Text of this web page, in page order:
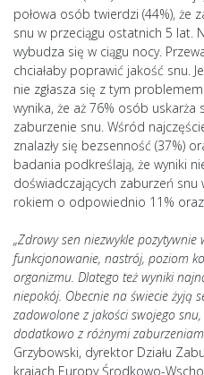
połowa osób twierdzi (44%), że
snu w przeciągu ostatnich 5 lat.
wybudza się w ciągu nocy.
chciałaby poprawić jakość snu.
nie zgłasza się z tym
wynika, że aż 76% osób
zaburzenie snu. Wśród
znalazły się bezsenność (37%)
badania podkreślają, że wyniki
doświadczających zaburzeń snu
rokiem o odpowiednio 11%
„Zdrowy sen niezwykle pozytywnie
funkcjonowanie, nastrój, poziom
organizmu. Dlatego też wyniki
niepokój. Obecnie na świecie żyją
zadowolone z jakości swojego
dodatkowo z różnymi
Grzybowski, dyrektor Działu
krajach Europy Środkowo-